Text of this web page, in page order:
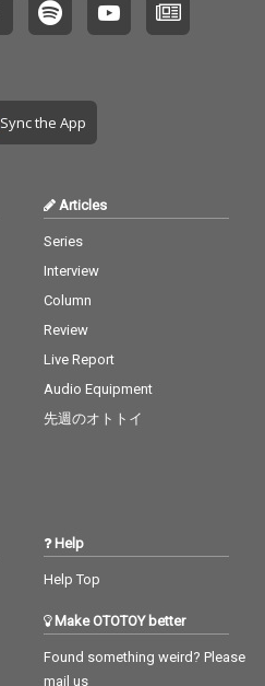
Sync the App
Articles
Series
Interview
Column
Review
Live Report
Audio Equipment
先週のオトトイ
Help
Help Top
Make OTOTOY better
Found something weird? Please
mail us